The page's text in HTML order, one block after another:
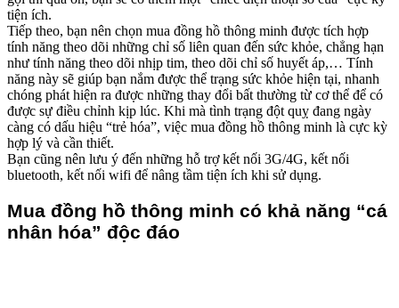
tiện ích.
Tiếp theo, bạn nên chọn mua đồng hồ thông minh được tích hợp
tính năng theo dõi những chỉ số liên quan đến sức khỏe, chẳng hạn
như tính năng theo dõi nhịp tim, theo dõi chỉ số huyết áp,… Tính
năng này sẽ giúp bạn nắm được thể trạng sức khỏe hiện tại, nhanh
chóng phát hiện ra được những thay đổi bất thường từ cơ thể để có
được sự điều chỉnh kịp lúc. Khi mà tình trạng đột quỵ đang ngày
càng có dấu hiệu “trẻ hóa”, việc mua đồng hồ thông minh là cực kỳ
hợp lý và cần thiết.
Bạn cũng nên lưu ý đến những hỗ trợ kết nối 3G/4G, kết nối
bluetooth, kết nối wifi để nâng tầm tiện ích khi sử dụng.
Mua đồng hồ thông minh có khả năng “cá
nhân hóa” độc đáo